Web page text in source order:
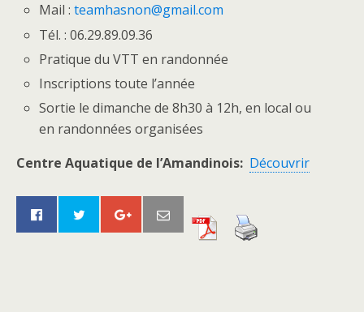
Mail :teamhasnon@gmail.com
Tél. : 06.29.89.09.36
Pratique du VTT en randonnée
Inscriptions toute l’année
Sortie le dimanche de 8h30 à 12h, en local ou
en randonnées organisées
Centre Aquatique de l’Amandinois: Découvrir